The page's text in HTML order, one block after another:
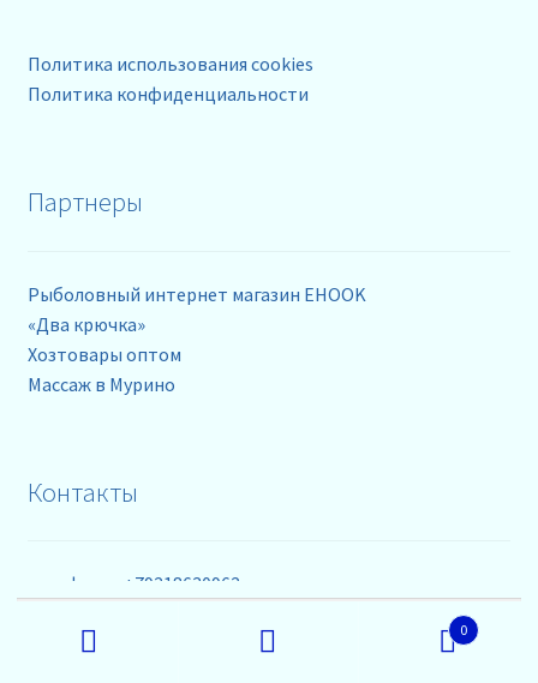
Политика использования cookies
Политика конфиденциальности
Партнеры
Рыболовный интернет магазин EHOOK
«Два крючка»
Хозтовары оптом
Массаж в Мурино
Контакты
телефоны: +79218630962
0